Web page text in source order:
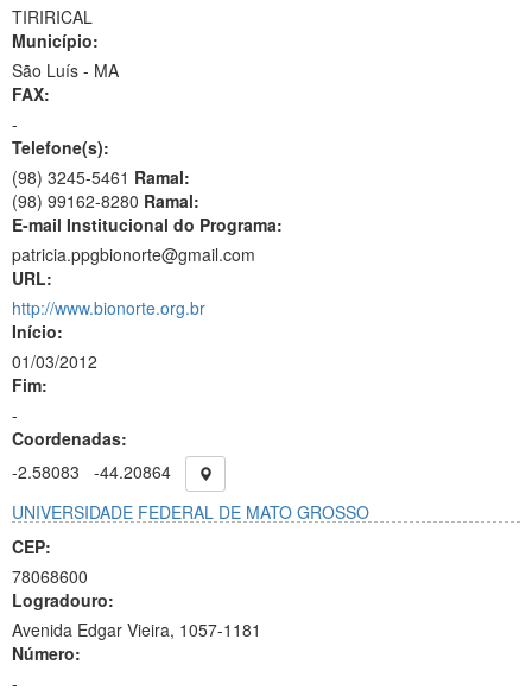
TIRIRICAL
Município:
São Luís - MA
FAX:
-
Telefone(s):
(98) 3245-5461 Ramal:
(98) 99162-8280 Ramal:
E-mail Institucional do Programa:
patricia.ppgbionorte@gmail.com
URL:
http://www.bionorte.org.br
Início:
01/03/2012
Fim:
-
Coordenadas:
-2.58083
-44.20864
UNIVERSIDADE FEDERAL DE MATO GROSSO
CEP:
78068600
Logradouro:
Avenida Edgar Vieira, 1057-1181
Número:
-